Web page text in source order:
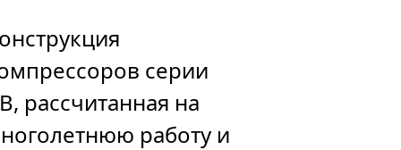
серии
рассчитанная на
работу и